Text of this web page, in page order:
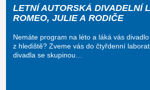
LETNÍ AUTORSKÁ DIVADELNÍ
ROMEO, JULIE A RODIČE
Nemáte program na léto a láká vás
z hlediště? Zveme vás do čtyřdenní
divadla se skupinou…